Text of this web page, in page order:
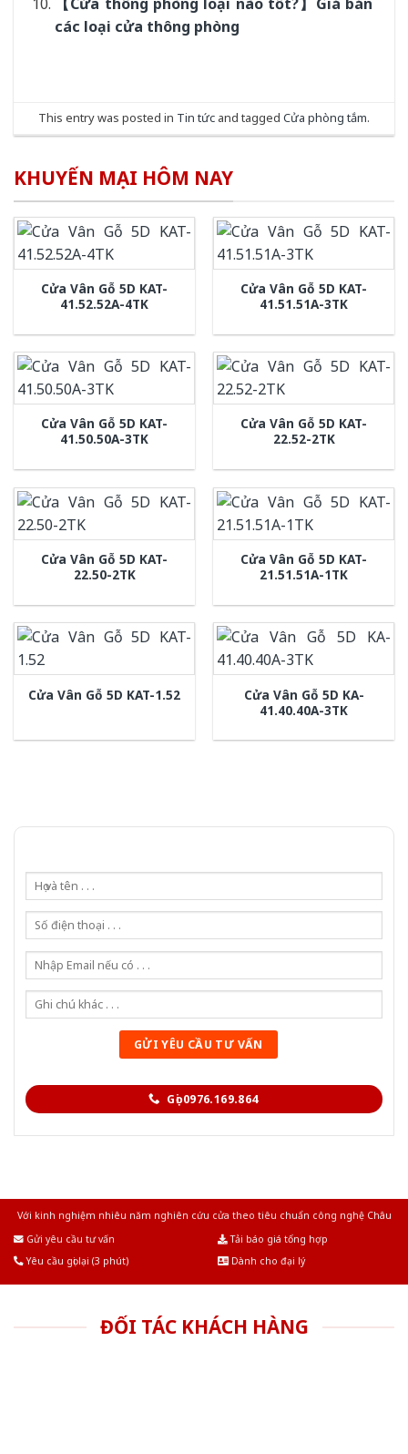
các loại cửa thông phòng
This entry was posted in Tin tức and tagged Cửa phòng tắm.
KHUYẾN MẠI HÔM NAY
Cửa Vân Gỗ 5D KAT-
41.52.52A-4TK
Cửa Vân Gỗ 5D KAT-
41.51.51A-3TK
Cửa Vân Gỗ 5D KAT-
41.50.50A-3TK
Cửa Vân Gỗ 5D KAT-
22.52-2TK
Cửa Vân Gỗ 5D KAT-
22.50-2TK
Cửa Vân Gỗ 5D KAT-
21.51.51A-1TK
Cửa Vân Gỗ 5D KAT-1.52
Cửa Vân Gỗ 5D KA-
41.40.40A-3TK
Gọi 0976.169.864
Với kinh nghiệm nhiêu năm nghiên cứu cửa theo tiêu chuẩn công nghệ Châu
Gửi yêu cầu tư vấn
Tải báo giá tổng hợp
Yêu cầu gọi lại (3 phút)
Dành cho đại lý
ĐỐI TÁC KHÁCH HÀNG